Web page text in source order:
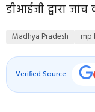
डीआईजी द्वारा जांच
Madhya Pradesh mp
Verified Source